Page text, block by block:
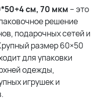
см, 70 мкм – это
решение
подарочных сетей и
размер 60×50
для упаковки
одежды,
игрушек и